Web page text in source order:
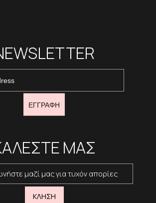
ΕΓΓΡΑΦΗ
ΜΑΣ
μαζί μας για τυχόν απορίες
ΚΛΗΣΗ